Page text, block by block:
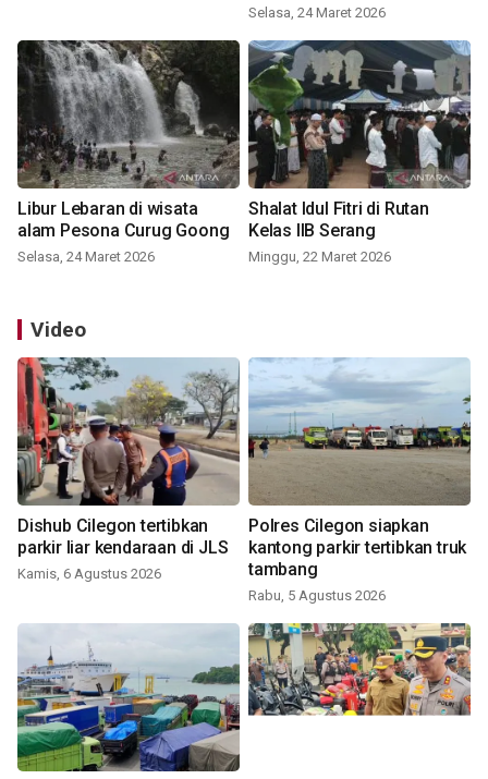
Selasa, 24 Maret 2026
Libur Lebaran di wisata
alam Pesona Curug Goong
Selasa, 24 Maret 2026
Shalat Idul Fitri di Rutan
Kelas IIB Serang
Minggu, 22 Maret 2026
Video
Dishub Cilegon tertibkan
parkir liar kendaraan di JLS
Kamis, 6 Agustus 2026
Polres Cilegon siapkan
kantong parkir tertibkan truk
tambang
Rabu, 5 Agustus 2026